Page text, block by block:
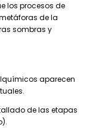
los procesos de
de la
sombras y
aparecen
de las etapas